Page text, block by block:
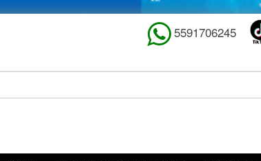
5591706245